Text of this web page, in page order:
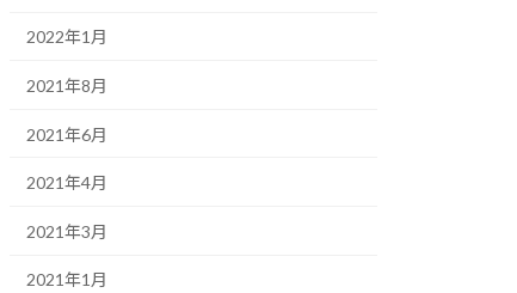
2022年1月
2021年8月
2021年6月
2021年4月
2021年3月
2021年1月